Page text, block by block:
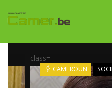
class=
CAMEROUN